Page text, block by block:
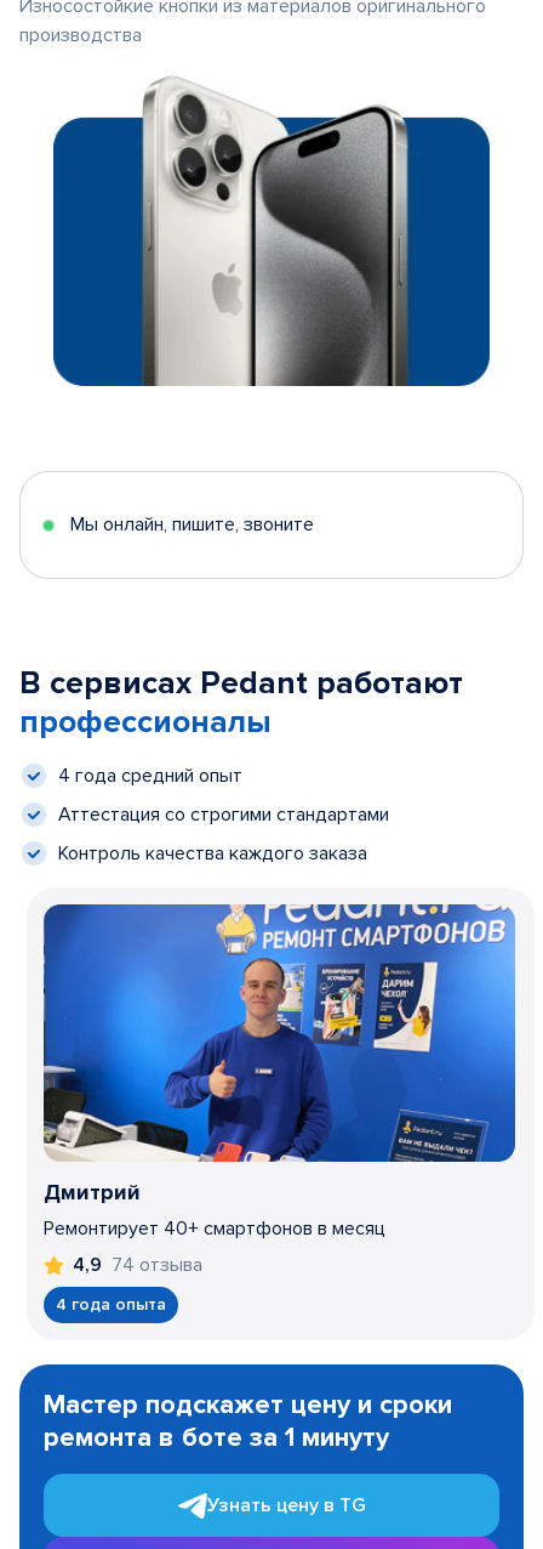
Износостойкие кнопки из материалов оригинального
производства
Мы онлайн, пишите, звоните
В сервисах Pedant работают
профессионалы
4 года средний опыт
Аттестация со строгими стандартами
Контроль качества каждого заказа
Дмитрий
Ремонтирует 40+ смартфонов в месяц
4,9 74 отзыва
4 года опыта
1
Мастер подскажет цену и сроки
ремонта в боте за 1 минуту
Узнать цену в TG